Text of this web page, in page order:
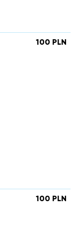
100 PLN
100 PLN